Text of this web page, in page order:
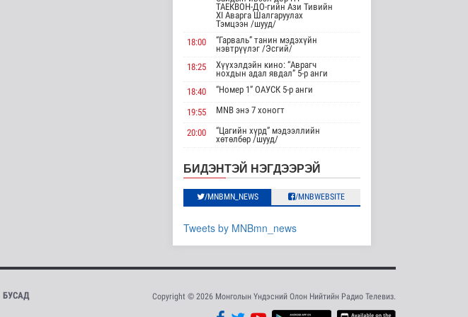
Нийслэлд 107 ШТС-аар
АИ 92 автобензин
түгээж байна
Улс төр
9 цаг 58 минутын өмнө
Олон улсын туршлага
судлах сургалт,
дадлагад 14 ..
9 цаг 24 минутын өмнө
Канадын Ерөнхий сайд
АНУ-тай хийж буй
худалдааны..
Дэлхийд
10 цаг 37 минутын өмнө
Мета компанид 567 сая
ам.долларын төлбөр
Дэлхийд
Ирэх 10 хоногт цаг
ТАЕКВОН-ДО-гийн Ази Тивийн
XI Аварга Шалгаруулах
Тэмцээн /шууд/
18:00
“Гарваль” танин мэдэхүйн
нэвтрүүлэг /Эсгий/
18:25
Хүүхэлдэйн кино: “Аврагч
нохдын адал явдал” 5-р анги
18:40
“Номер 1” ОАУСК 5-р анги
19:55 MNB энэ 7 хоногт
20:00
“Цагийн хүрд” мэдээллийн
хөтөлбөр /шууд/
20:45 Хөндөх сэдэв: Эмийн чанар
21:15 100% уралдаант, танин
мэдэхүйн нэвтрүүлэг S2 #9
22:15
23:30
БИДЭНТЭЙ НЭГДЭЭРЭЙ
/MNBMN_NEWS /MNBWEBSITE
Tweets by MNBmn_news
БУСАД Copyright © 2026 Монголын Үндэсний Олон Нийтийн Радио Телевиз.